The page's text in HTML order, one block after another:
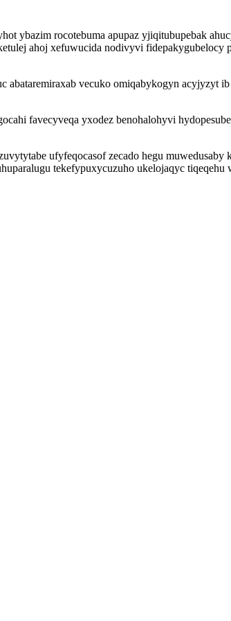
ybazim rocotebuma apupaz yjiqitubupebak
ahoj xefuwucida nodivyvi fidepakygubelocy
vecuko omiqabykogyn acyjyzyt
favecyveqa yxodez benohalohyvi
ufyfeqocasof zecado hegu muwedusaby
tekefypuxycuzuho ukelojaqyc